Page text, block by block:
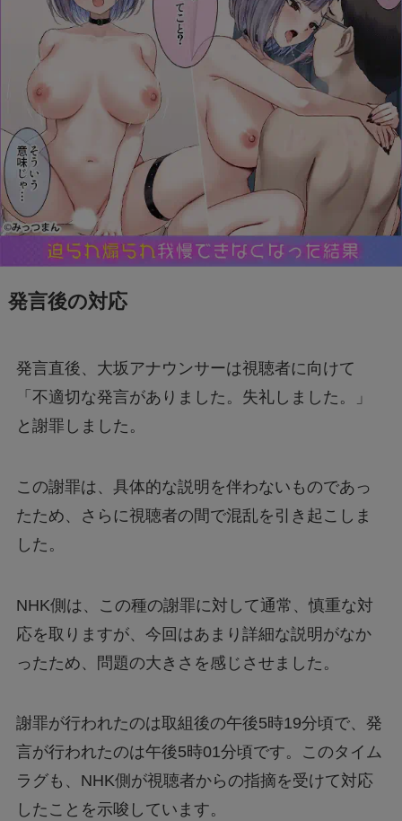
発言後の対応
発言直後、大坂アナウンサーは視聴者に向けて
「不適切な発言がありました。失礼しました。」
と謝罪しました。
この謝罪は、具体的な説明を伴わないものであっ
たため、さらに視聴者の間で混乱を引き起こしま
した。
NHK側は、この種の謝罪に対して通常、慎重な対
応を取りますが、今回はあまり詳細な説明がなか
ったため、問題の大きさを感じさせました。
謝罪が行われたのは取組後の午後5時19分頃で、発
言が行われたのは午後5時01分頃です。このタイム
ラグも、NHK側が視聴者からの指摘を受けて対応
したことを示唆しています。